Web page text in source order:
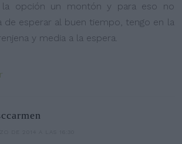
la opción un montón y para eso no
de esperar al buen tiempo, tengo en la
y media a la espera.